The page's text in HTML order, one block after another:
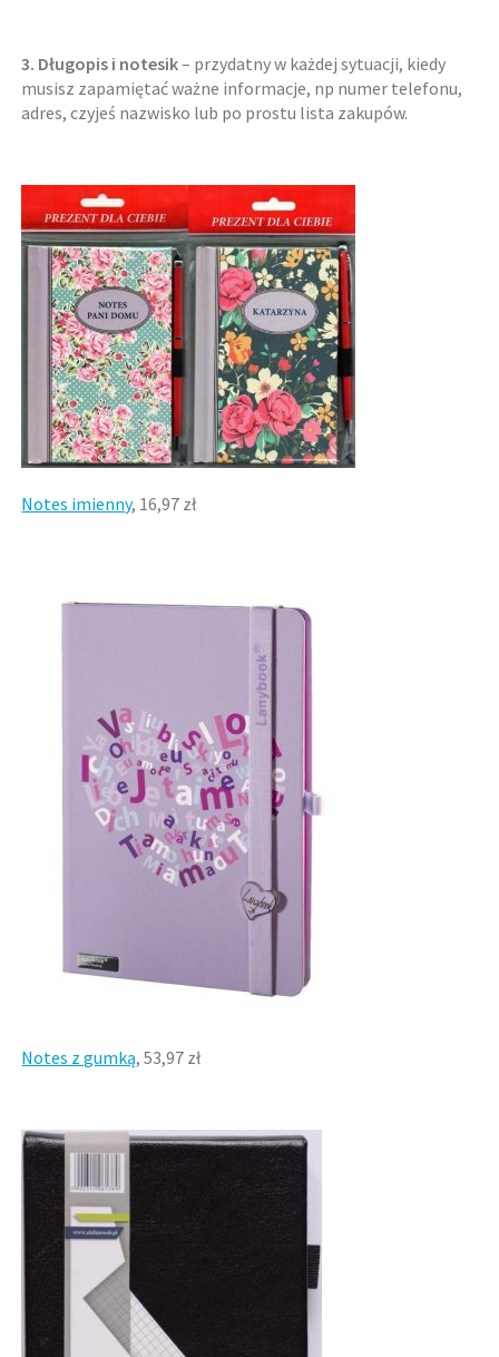
3. Długopis i notesik– przydatny w każdej sytuacji, kiedy
musisz zapamiętać ważne informacje, np numer telefonu,
adres, czyjeś nazwisko lub po prostu lista zakupów.
Notes imienny, 16,97 zł
Notes z gumką, 53,97 zł